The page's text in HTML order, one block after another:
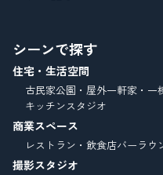
シーンで探す
住宅・生活空間
古民家公園・屋外一軒家・一
キッチンスタジオ
商業スペース
レストラン・飲食店バーラウ
撮影スタジオ